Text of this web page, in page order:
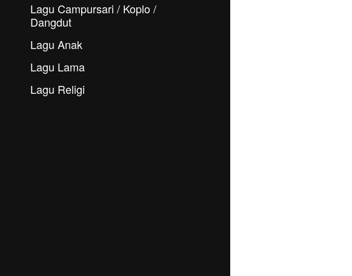
Lagu Campursari / Koplo /
Dangdut
Lagu Anak
Lagu Lama
Lagu Religi